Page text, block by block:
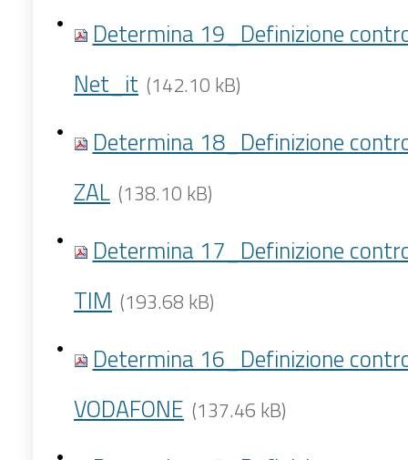
Determina 19_Definizione
Net_it (142.10 kB)
Determina 18_Definizione
ZAL (138.10 kB)
Determina 17_Definizione
TIM (193.68 kB)
Determina 16_Definizione
VODAFONE (137.46 kB)